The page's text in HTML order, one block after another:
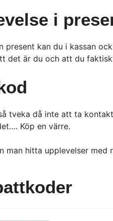
i
present kan du i kassan
det är du och att du
tveka då inte att ta
Köp en värre.
man hitta upplevelser